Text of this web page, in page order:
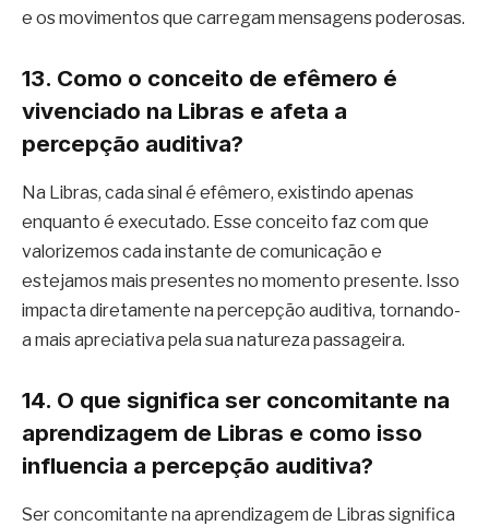
e os movimentos que carregam mensagens poderosas.
13. Como o conceito de efêmero é
vivenciado na Libras e afeta a
percepção auditiva?
Na Libras, cada sinal é efêmero, existindo apenas
enquanto é executado. Esse conceito faz com que
valorizemos cada instante de comunicação e
estejamos mais presentes no momento presente. Isso
impacta diretamente na percepção auditiva, tornando-
a mais apreciativa pela sua natureza passageira.
14. O que significa ser concomitante na
aprendizagem de Libras e como isso
influencia a percepção auditiva?
Ser concomitante na aprendizagem de Libras significa